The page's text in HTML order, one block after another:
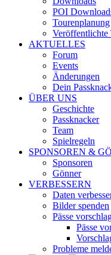
POI
Tourenplanung
Veröffentlichte
AKTUELLES
Forum
Events
Änderungen
Dein
ÜBER UNS
Geschichte
Passknacker
Team
Spielregeln
SPONSOREN &
Sponsoren
Gönner
VERBESSERN
Daten
Bilder spenden
Pässe
Pässe
Probleme